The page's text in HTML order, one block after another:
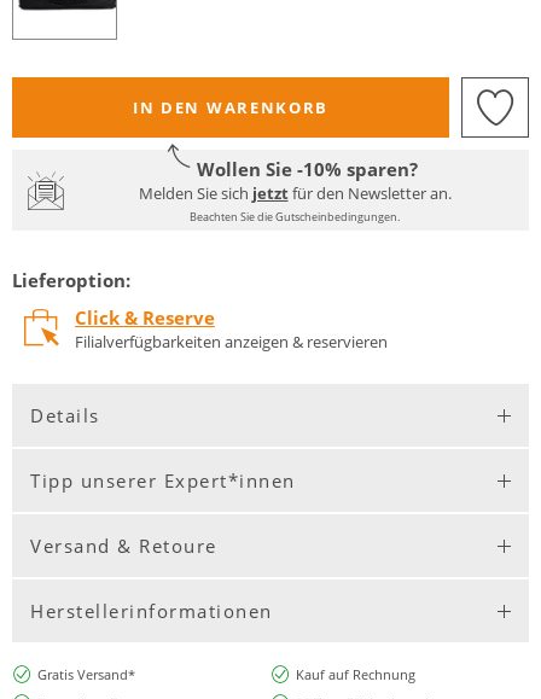
IN DEN WARENKORB
Wollen Sie -10% sparen?
Melden Sie sich jetztfür den Newsletter an.
Beachten Sie die Gutscheinbedingungen.
Lieferoption:
Click & Reserve
Filialverfügbarkeiten anzeigen & reservieren
Details
Tipp unserer Expert*innen
Versand & Retoure
Herstellerinformationen
Gratis Versand*
Kauf auf Rechnung